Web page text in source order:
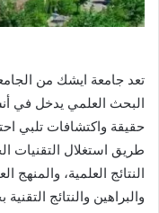
تعد جامعة ايشك من
البحث العلمي يدخل في
حقيقة واكتشافات تلبي
طريق استغلال التقنيات
النتائج العلمية،
والبراهين والنتائج